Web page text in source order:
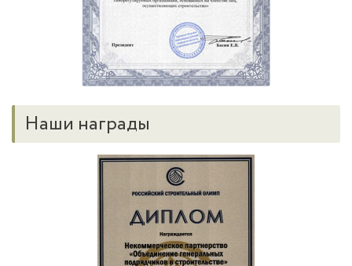
Наши награды